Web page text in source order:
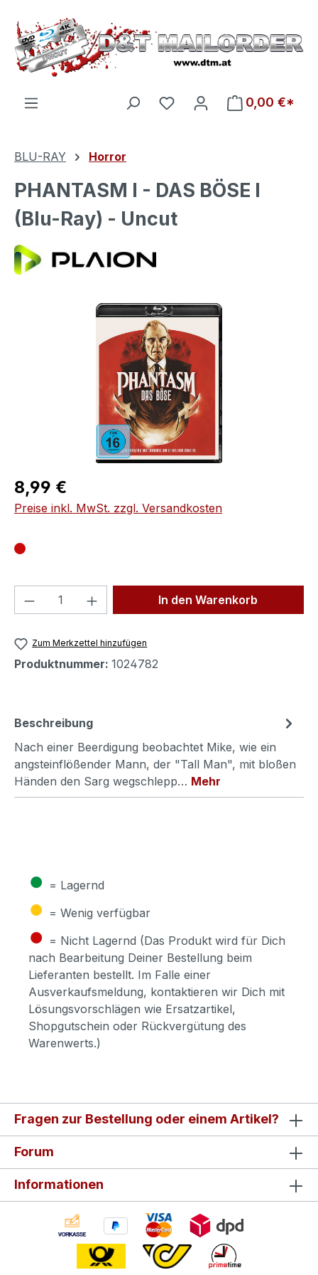
Zum Hauptinhalt springen
Du hast 0 Produkte auf
0,00 €*
BLU-RAY Horror
PHANTASM I - DAS BÖSE I
(Blu-Ray) - Uncut
Bildergalerie überspringen
Regulärer Preis:
8,99 €
Preise inkl. MwSt. zzgl. Versandkosten
Produkt Anzahl: Gib denIn den Warenkorb
Zum Merkzettel hinzufügen
Produktnummer: 1024782
Beschreibung
Nach einer Beerdigung beobachtet Mike, wie ein
angsteinflößender Mann, der "Tall Man", mit bloßen
Händen den Sarg wegschlepp… Mehr
● = Lagernd
● = Wenig verfügbar
● = Nicht Lagernd (Das Produkt wird für Dich
nach Bearbeitung Deiner Bestellung beim
Lieferanten bestellt. Im Falle einer
Ausverkaufsmeldung, kontaktieren wir Dich mit
Lösungsvorschlägen wie Ersatzartikel,
Shopgutschein oder Rückvergütung des
Warenwerts.)
Fragen zur Bestellung oder einem Artikel?
Forum
Informationen